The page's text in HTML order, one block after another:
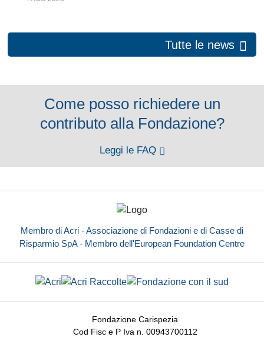
Tutte le news
Come posso richiedere un
contributo alla Fondazione?
Leggi le FAQ
Membro di Acri - Associazione di Fondazioni e di Casse di
Risparmio SpA - Membro dell'European Foundation Centre
Fondazione Carispezia
Cod Fisc e P Iva n. 00943700112